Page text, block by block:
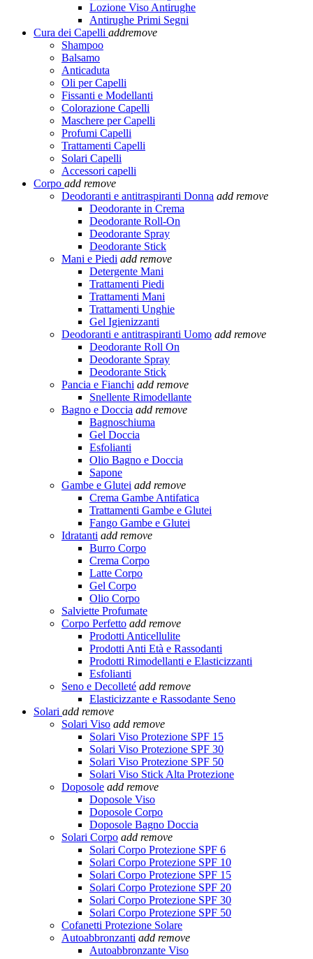
Lozione Viso Antirughe
Antirughe Primi Segni
Cura dei Capelli addremove
Shampoo
Balsamo
Anticaduta
Oli per Capelli
Fissanti e Modellanti
Colorazione Capelli
Maschere per Capelli
Profumi Capelli
Trattamenti Capelli
Solari Capelli
Accessori capelli
Corpo add remove
Deodoranti e antitraspiranti Donna add remove
Deodorante in Crema
Deodorante Roll-On
Deodorante Spray
Deodorante Stick
Mani e Piedi add remove
Detergente Mani
Trattamenti Piedi
Trattamenti Mani
Trattamenti Unghie
Gel Igienizzanti
Deodoranti e antitraspiranti Uomo add remove
Deodorante Roll On
Deodorante Spray
Deodorante Stick
Pancia e Fianchi add remove
Snellente Rimodellante
Bagno e Doccia add remove
Bagnoschiuma
Gel Doccia
Esfolianti
Olio Bagno e Doccia
Sapone
Gambe e Glutei add remove
Crema Gambe Antifatica
Trattamenti Gambe e Glutei
Fango Gambe e Glutei
Idratanti add remove
Burro Corpo
Crema Corpo
Latte Corpo
Gel Corpo
Olio Corpo
Salviette Profumate
Corpo Perfetto add remove
Prodotti Anticellulite
Prodotti Anti Età e Rassodanti
Prodotti Rimodellanti e Elasticizzanti
Esfolianti
Seno e Decolleté add remove
Elasticizzante e Rassodante Seno
Solari add remove
Solari Viso add remove
Solari Viso Protezione SPF 15
Solari Viso Protezione SPF 30
Solari Viso Protezione SPF 50
Solari Viso Stick Alta Protezione
Doposole add remove
Doposole Viso
Doposole Corpo
Doposole Bagno Doccia
Solari Corpo add remove
Solari Corpo Protezione SPF 6
Solari Corpo Protezione SPF 10
Solari Corpo Protezione SPF 15
Solari Corpo Protezione SPF 20
Solari Corpo Protezione SPF 30
Solari Corpo Protezione SPF 50
Cofanetti Protezione Solare
Autoabbronzanti add remove
Autoabbronzante Viso